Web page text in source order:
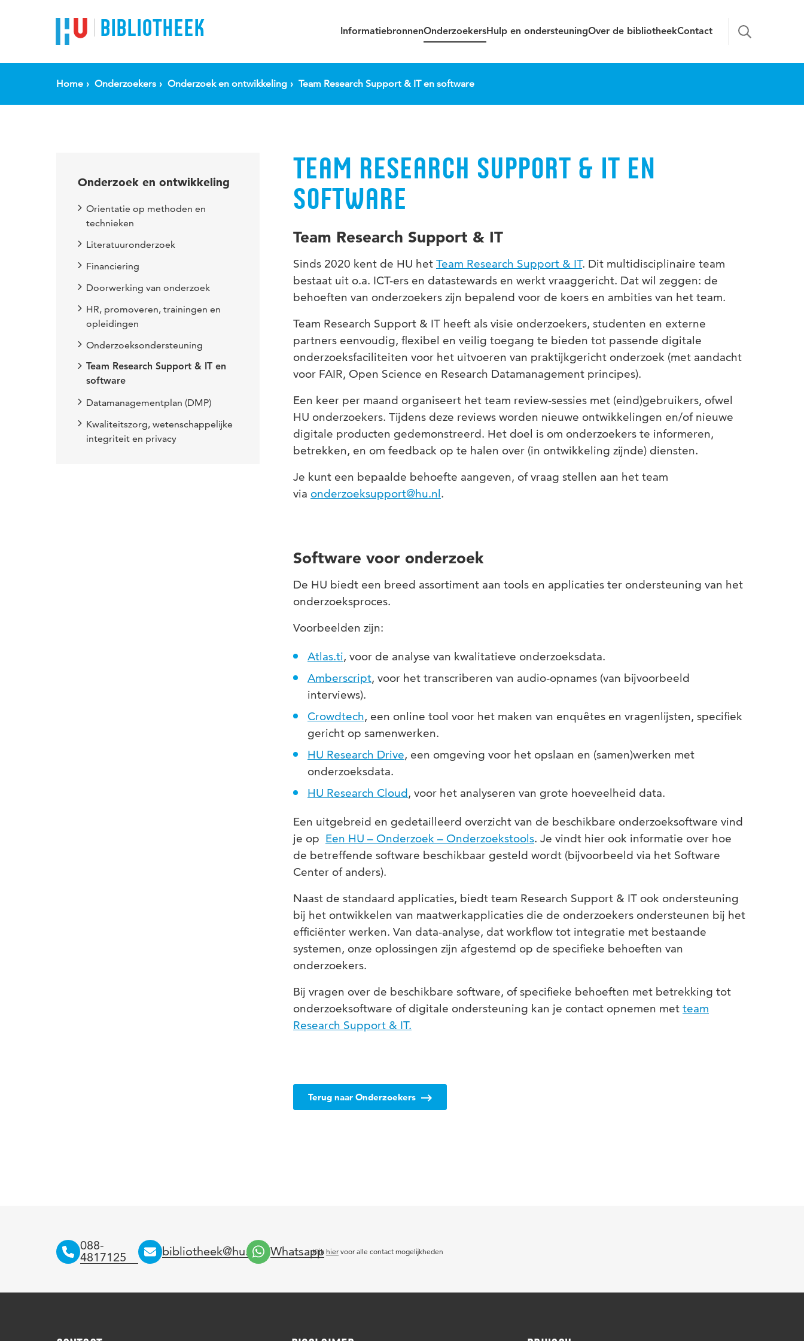
BIBLIOTHEEK InformatiebronnenOnderzoekersHulp en ondersteuningOver de bibliotheekContact
Home Onderzoekers Onderzoek en ontwikkeling Team Research Support & IT en software
Onderzoek en ontwikkeling
Orientatie op methoden en
technieken
Literatuuronderzoek
Financiering
Doorwerking van onderzoek
HR, promoveren, trainingen en
opleidingen
Onderzoeksondersteuning
Team Research Support & IT en
software
Datamanagementplan (DMP)
Kwaliteitszorg, wetenschappelijke
integriteit en privacy
TEAM RESEARCH SUPPORT & IT EN
SOFTWARE
Team Research Support & IT
Sinds 2020 kent de HU het Team Research Support & IT. Dit multidisciplinaire team
bestaat uit o.a. ICT-ers en datastewards en werkt vraaggericht. Dat wil zeggen: de
behoeften van onderzoekers zijn bepalend voor de koers en ambities van het team.
Team Research Support & IT heeft als visie onderzoekers, studenten en externe
partners eenvoudig, flexibel en veilig toegang te bieden tot passende digitale
onderzoeksfaciliteiten voor het uitvoeren van praktijkgericht onderzoek (met aandacht
voor FAIR, Open Science en Research Datamanagement principes).
Een keer per maand organiseert het team review-sessies met (eind)gebruikers, ofwel
HU onderzoekers. Tijdens deze reviews worden nieuwe ontwikkelingen en/of nieuwe
digitale producten gedemonstreerd. Het doel is om onderzoekers te informeren,
betrekken, en om feedback op te halen over (in ontwikkeling zijnde) diensten.
Je kunt een bepaalde behoefte aangeven, of vraag stellen aan het team
via onderzoeksupport@hu.nl.
Software voor onderzoek
De HU biedt een breed assortiment aan tools en applicaties ter ondersteuning van het
onderzoeksproces.
Voorbeelden zijn:
Atlas.ti, voor de analyse van kwalitatieve onderzoeksdata.
Amberscript, voor het transcriberen van audio-opnames (van bijvoorbeeld
interviews).
Crowdtech, een online tool voor het maken van enquêtes en vragenlijsten, specifiek
gericht op samenwerken.
HU Research Drive, een omgeving voor het opslaan en (samen)werken met
onderzoeksdata.
HU Research Cloud, voor het analyseren van grote hoeveelheid data.
Een uitgebreid en gedetailleerd overzicht van de beschikbare onderzoeksoftware vind
je op Een HU – Onderzoek – Onderzoekstools. Je vindt hier ook informatie over hoe
de betreffende software beschikbaar gesteld wordt (bijvoorbeeld via het Software
Center of anders).
Naast de standaard applicaties, biedt team Research Support & IT ook ondersteuning
bij het ontwikkelen van maatwerkapplicaties die de onderzoekers ondersteunen bij het
efficiënter werken. Van data-analyse, dat workflow tot integratie met bestaande
systemen, onze oplossingen zijn afgestemd op de specifieke behoeften van
onderzoekers.
Bij vragen over de beschikbare software, of specifieke behoeften met betrekking tot
onderzoeksoftware of digitale ondersteuning kan je contact opnemen met team
Research Support & IT.
Terug naar Onderzoekers
088-
4817125
bibliotheek@hu.nl Whatsapp
Klik hier voor alle contact mogelijkheden